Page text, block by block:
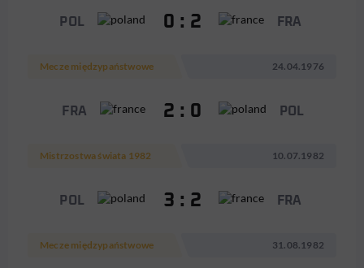
POL 0 : 2 FRA
Mecze międzypaństwowe 24.04.1976
FRA 2 : 0 POL
Mistrzostwa świata 1982 10.07.1982
POL 3 : 2 FRA
Mecze międzypaństwowe 31.08.1982